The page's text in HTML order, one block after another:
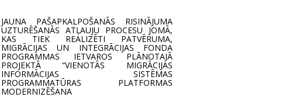
JAUNA PAŠAPKALPOŠANĀS RISINĀJUMA
UZTURĒŠANĀS ATĻAUJU PROCESU JOMĀ,
KAS TIEK REALIZĒTI PATVĒRUMA,
MIGRĀCIJAS UN INTEGRĀCIJAS FONDA
PROGRAMMAS IETVAROS PLĀNOTAJĀ
PROJEKTĀ “VIENOTĀS MIGRĀCIJAS
INFORMĀCIJAS SISTĒMAS
PROGRAMMATŪRAS PLATFORMAS
MODERNIZĒŠANA